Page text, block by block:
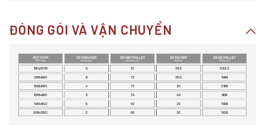
ĐÓNG GÓI VÀ VẬN CHUYỂN